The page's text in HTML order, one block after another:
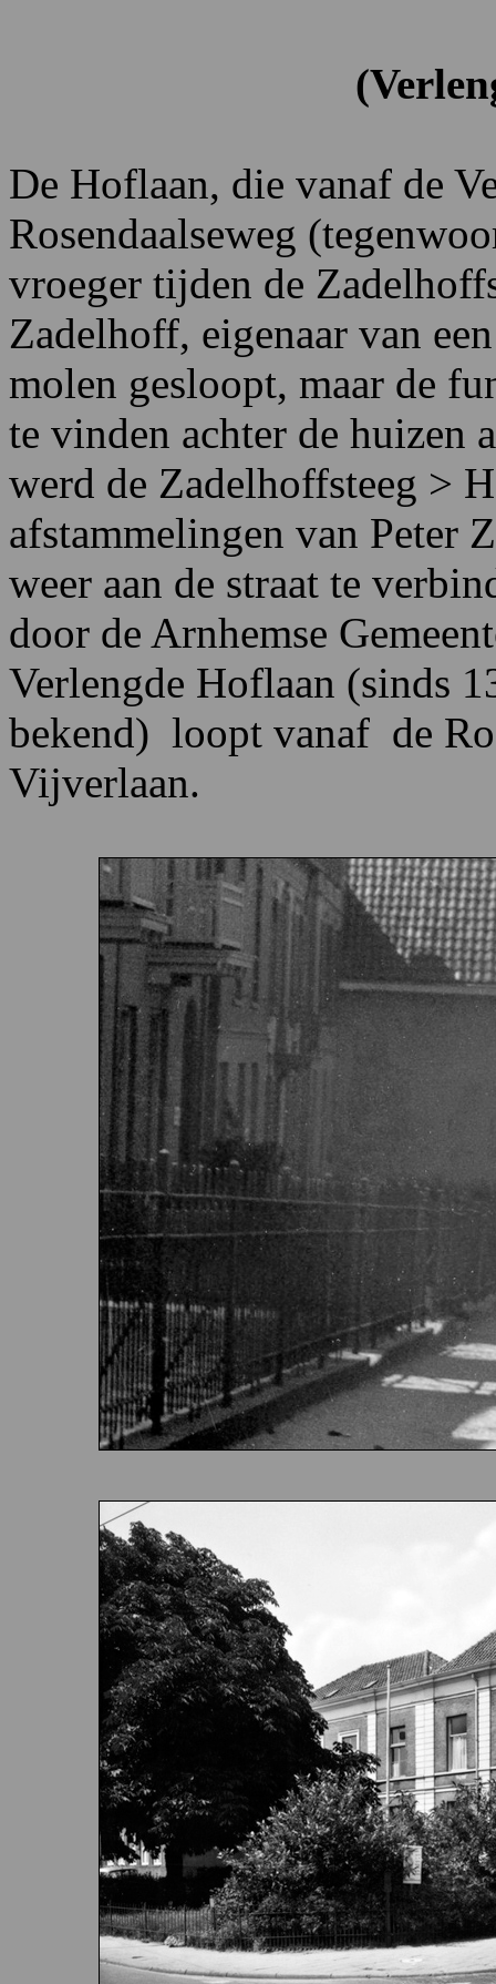
De Hoflaan, die vanaf de
Rosendaalseweg
vroeger tijden de
Zadelhoff, eigenaar van
molen gesloopt, maar de
te vinden achter de huizen
werd de Zadelhoffsteeg >
afstammelingen van Peter
weer aan de straat te
door de Arnhemse
Verlengde Hoflaan (sinds
bekend) loopt vanaf de
Vijverlaan.